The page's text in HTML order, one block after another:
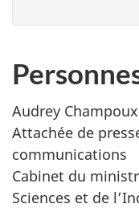
Audrey Champoux
Attachée de
communications
Cabinet du
Sciences et de